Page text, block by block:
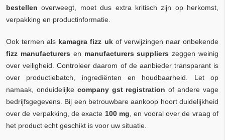
bestellen overweegt, moet dus extra kritisch zijn op herkomst,
verpakking en productinformatie.
Ook termen als kamagra fizz ukof verwijzingen naar onbekende
fizz manufacturers en manufacturers suppliers zeggen weinig
over veiligheid. Controleer daarom of de aanbieder transparant is
over productiebatch, ingrediënten en houdbaarheid. Let op
namaak, onduidelijke company gst registration of andere vage
bedrijfsgegevens. Bij een betrouwbare aankoop hoort duidelijkheid
over de verpakking, de exacte 100 mg , en vooral over de vraag of
het product echt geschikt is voor uw situatie.